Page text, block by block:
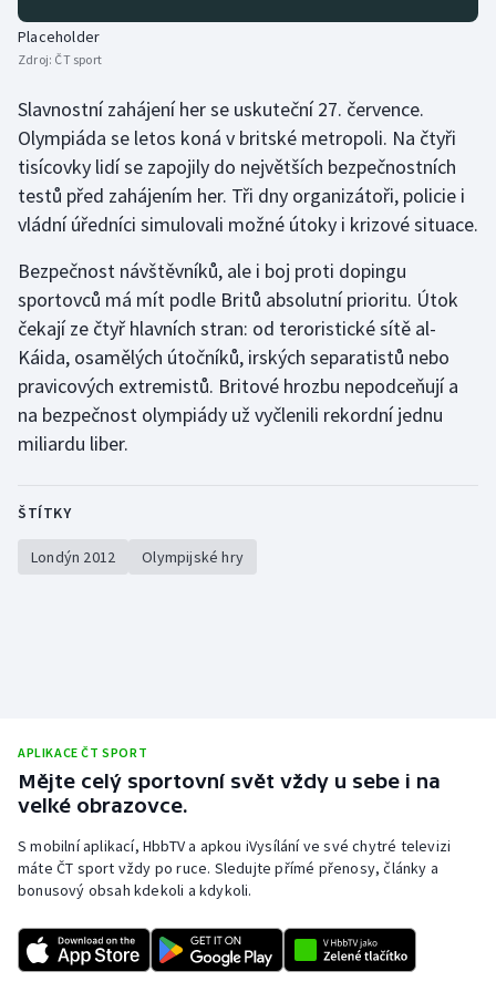
Triatlon
Veslování
Vodní slalom
Volejbal
Ostatní
Placeholder
Zdroj: ČT sport
Slavnostní zahájení her se uskuteční 27. července.
Olympiáda se letos koná v britské metropoli. Na čtyři
tisícovky lidí se zapojily do největších bezpečnostních
testů před zahájením her. Tři dny organizátoři, policie i
vládní úředníci simulovali možné útoky i krizové situace.
Bezpečnost návštěvníků, ale i boj proti dopingu
sportovců má mít podle Britů absolutní prioritu. Útok
čekají ze čtyř hlavních stran: od teroristické sítě al-
Káida, osamělých útočníků, irských separatistů nebo
pravicových extremistů. Britové hrozbu nepodceňují a
na bezpečnost olympiády už vyčlenili rekordní jednu
miliardu liber.
ŠTÍTKY
Londýn 2012 Olympijské hry
APLIKACE ČT SPORT
Mějte celý sportovní svět vždy u sebe i na
velké obrazovce.
S mobilní aplikací, HbbTV a apkou iVysílání ve své chytré televizi
máte ČT sport vždy po ruce. Sledujte přímé přenosy, články a
bonusový obsah kdekoli a kdykoli.